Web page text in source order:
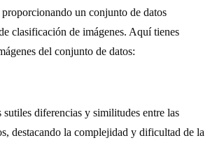
proporcionando un conjunto de datos
clasificación de imágenes. Aquí tienes
del conjunto de datos:
sutiles diferencias y similitudes entre las
destacando la complejidad y dificultad de la